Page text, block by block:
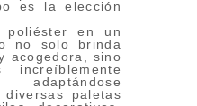
es la elección
poliéster en un
no solo brinda
acogedora, sino
diversas paletas